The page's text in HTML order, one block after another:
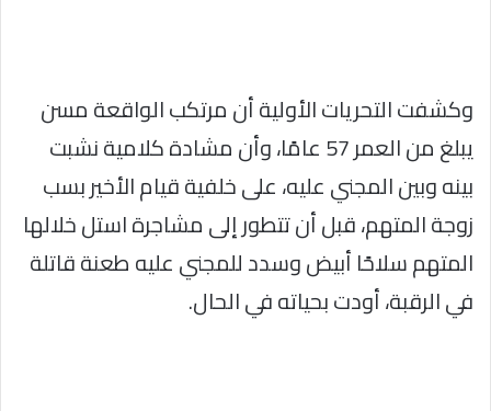
وكشفت التحريات الأولية أن مرتكب الواقعة مسن
يبلغ من العمر 57 عامًا، وأن مشادة كلامية نشبت
بينه وبين المجني عليه، على خلفية قيام الأخير بسب
زوجة المتهم، قبل أن تتطور إلى مشاجرة استل خلالها
المتهم سلاحًا أبيض وسدد للمجني عليه طعنة قاتلة
في الرقبة، أودت بحياته في الحال.